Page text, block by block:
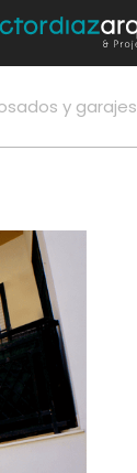
y garajes